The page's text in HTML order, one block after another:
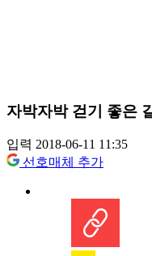
자박자박 걷기 좋은
입력 2018-06-11 11:35
선호매체 추가